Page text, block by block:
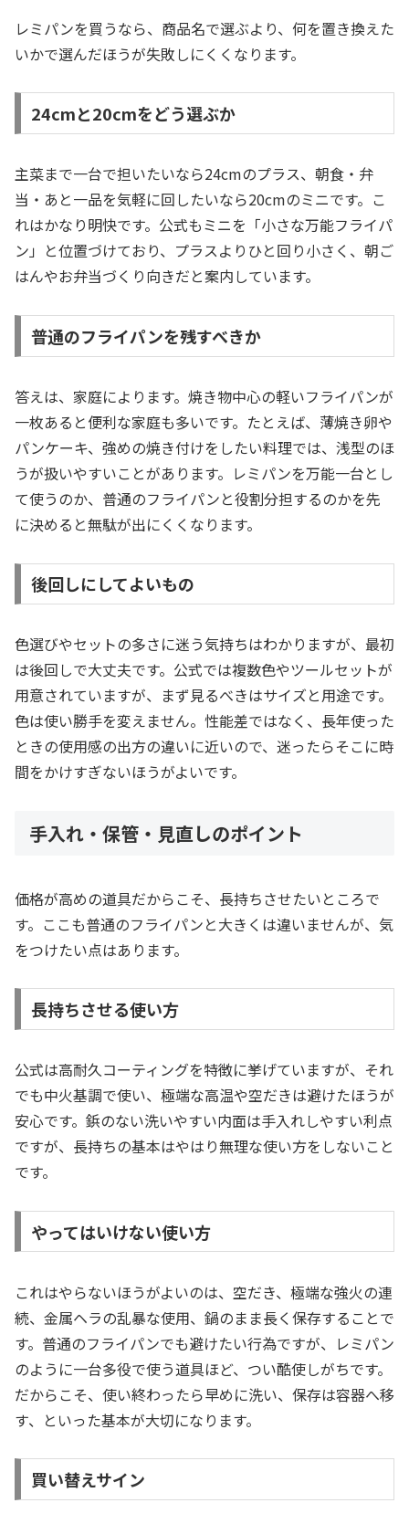
レミパンを買うなら、商品名で選ぶより、何を置き換えた
いかで選んだほうが失敗しにくくなります。
24cmと20cmをどう選ぶか
主菜まで一台で担いたいなら24cmのプラス、朝食・弁
当・あと一品を気軽に回したいなら20cmのミニです。こ
れはかなり明快です。公式もミニを「小さな万能フライパ
ン」と位置づけており、プラスよりひと回り小さく、朝ご
はんやお弁当づくり向きだと案内しています。
普通のフライパンを残すべきか
答えは、家庭によります。焼き物中心の軽いフライパンが
一枚あると便利な家庭も多いです。たとえば、薄焼き卵や
パンケーキ、強めの焼き付けをしたい料理では、浅型のほ
うが扱いやすいことがあります。レミパンを万能一台とし
て使うのか、普通のフライパンと役割分担するのかを先
に決めると無駄が出にくくなります。
後回しにしてよいもの
色選びやセットの多さに迷う気持ちはわかりますが、最初
は後回しで大丈夫です。公式では複数色やツールセットが
用意されていますが、まず見るべきはサイズと用途です。
色は使い勝手を変えません。性能差ではなく、長年使った
ときの使用感の出方の違いに近いので、迷ったらそこに時
間をかけすぎないほうがよいです。
手入れ・保管・見直しのポイント
価格が高めの道具だからこそ、長持ちさせたいところで
す。ここも普通のフライパンと大きくは違いませんが、気
をつけたい点はあります。
長持ちさせる使い方
公式は高耐久コーティングを特徴に挙げていますが、それ
でも中火基調で使い、極端な高温や空だきは避けたほうが
安心です。鋲のない洗いやすい内面は手入れしやすい利点
ですが、長持ちの基本はやはり無理な使い方をしないこと
です。
やってはいけない使い方
これはやらないほうがよいのは、空だき、極端な強火の連
続、金属ヘラの乱暴な使用、鍋のまま長く保存することで
す。普通のフライパンでも避けたい行為ですが、レミパン
のように一台多役で使う道具ほど、つい酷使しがちです。
だからこそ、使い終わったら早めに洗い、保存は容器へ移
す、といった基本が大切になります。
買い替えサイン